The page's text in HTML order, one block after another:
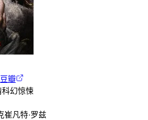
豆瓣
科幻惊悚
崔凡特·罗兹